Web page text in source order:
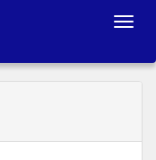
Toggle